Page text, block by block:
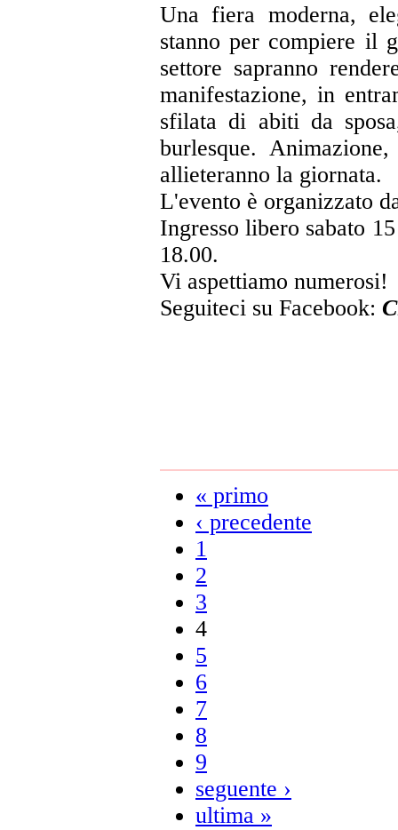
Una fiera moderna,
stanno per compiere il
settore sapranno
manifestazione, in
sfilata di abiti da
burlesque.
allieteranno la giornata.
L'evento è organizzato
Ingresso libero sabato
18.00.
Vi aspettiamo numerosi!
Seguiteci su Facebook:
« primo
‹ precedente
1
2
3
4
5
6
7
8
9
seguente ›
ultima »